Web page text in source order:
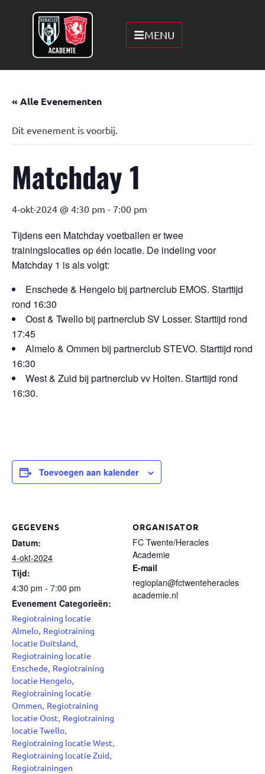
MENU
« Alle Evenementen
Dit evenement is voorbij.
Matchday 1
4-okt-2024 @ 4:30 pm - 7:00 pm
Tijdens een Matchday voetballen er twee
trainingslocaties op één locatie. De indeling voor
Matchday 1 is als volgt:
Enschede & Hengelo bij partnerclub EMOS. Starttijd
rond 16:30
Oost & Twello bij partnerclub SV Losser. Starttijd rond
17:45
Almelo & Ommen bij partnerclub STEVO. Starttijd rond
16:30
West & Zuid bij partnerclub vv Holten. Starttijd rond
16:30.
Toevoegen aan kalender
GEGEVENS
Datum:
4-okt-2024
Tijd:
4:30 pm - 7:00 pm
Evenement Categorieën:
Regiotraining locatie
Almelo, Regiotraining
locatie Duitsland,
Regiotraining locatie
Enschede, Regiotraining
locatie Hengelo,
Regiotraining locatie
Ommen, Regiotraining
locatie Oost, Regiotraining
locatie Twello,
Regiotraining locatie West,
Regiotraining locatie Zuid,
Regiotrainingen
ORGANISATOR
FC Twente/Heracles
Academie
E-mail
regioplan@fctwenteheracles
academie.nl